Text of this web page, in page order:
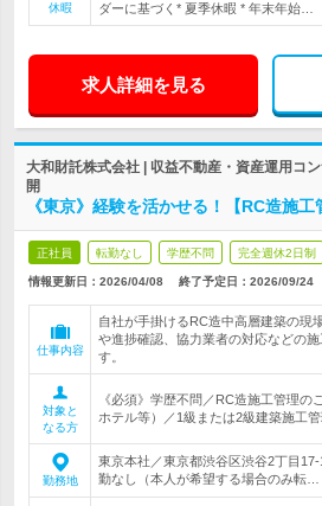
休暇
ダーに基づく* 夏季休暇 * 年末年始…
求人詳細を見る
大和財託株式会社 | 収益不動産・資産運用コ
開
《東京》経験を活かせる！【RC造施
正社員 転勤なし 学歴不問 完全週休2日制
情報更新日：2026/04/08 終了予定日： 2026/09/24
仕事内容
自社が手掛けるRC造中高層建築の現
や進捗確認、協力業者の対応などの
す。
対象と
なる方
《必須》学歴不問／RC造施工管理の
ホテル等）／1級または2級建築施工
勤務地
東京本社／東京都渋谷区渋谷2丁目
勤なし（本人が希望する場合のみ転…